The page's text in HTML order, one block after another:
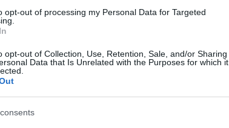
opt-out of processing my Personal Data for Targeted
opt-out of Collection, Use, Retention, Sale, and/or Sharing
Data that Is Unrelated with the Purposes for which it
una forma di longevità pratica e
densità e postura
che vanno oltre l’estetica. La
mentre il controllo del movimento